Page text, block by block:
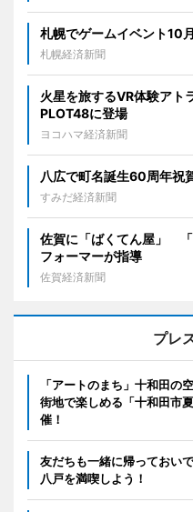
札幌でゲームイベント10
札幌経済新聞
火星を旅するVR体験ア
PLOT48に登場
ヨコハマ経済新聞
八広で町名誕生60周年
すみだ経済新聞
佐賀に「ばくてん屋」
フォーマーが指導
佐賀経済新聞
プレ
「アートのまち」十和田
街地で楽しめる「十和田市
催！
友だちも一緒に帰っておい
八戸を満喫しよう！